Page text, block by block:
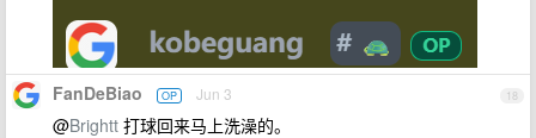
18
FanDeBiao OP Jun 3
@Brightt 打球回来马上洗澡的。